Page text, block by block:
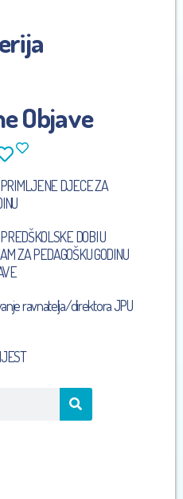
Objave
DJECE ZA
DOBI U
ZA PEDAGOŠKU GODINU
ravnatelja/direktora JPU